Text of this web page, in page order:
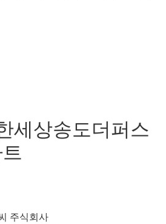
세상송도더퍼스
주식회사